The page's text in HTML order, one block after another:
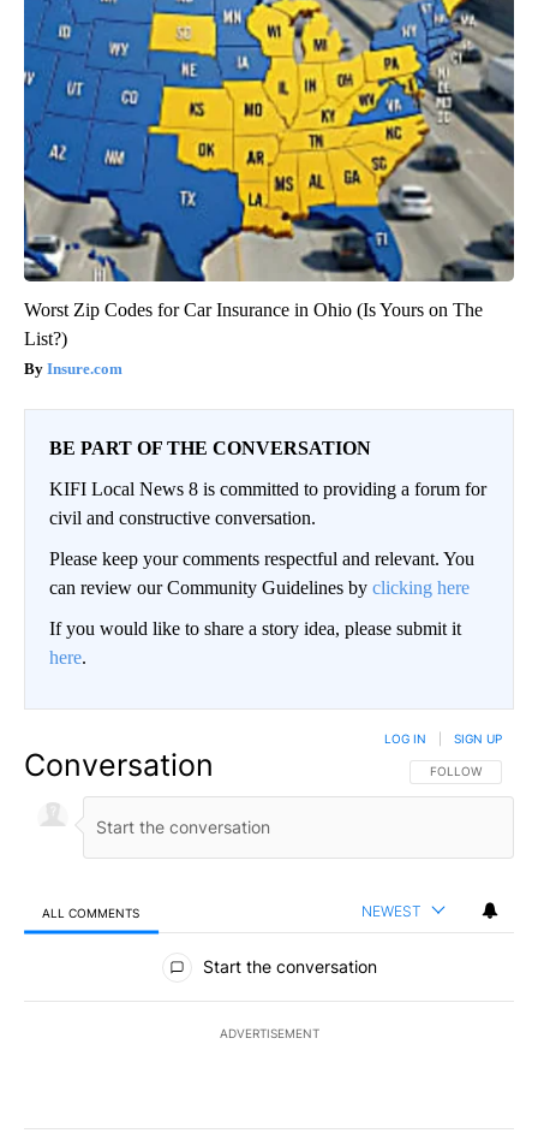
Worst Zip Codes for Car Insurance in Ohio (Is Yours on The
List?)
Insure.com
BE PART OF THE CONVERSATION
KIFI Local News 8 is committed to providing a forum for
civil and constructive conversation.
Please keep your comments respectful and relevant. You
can review our Community Guidelines by clicking here
If you would like to share a story idea, please submit it
here.
Conversation FOLLOW THIS
FOLLOW
LOG IN SIGN UP
ALL COMMENTS NEWEST
All Comments
Start the conversation
ADVERTISEMENT